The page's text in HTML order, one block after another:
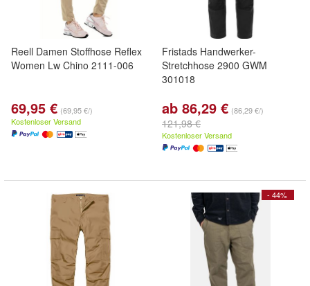
Reell Damen Stoffhose Reflex
Women Lw Chino 2111-006
69,95 € (69,95 €/)
Kostenloser Versand
Fristads Handwerker-
Stretchhose 2900 GWM
301018
ab 86,29 € (86,29 €/)
121,98 €
Kostenloser Versand
- 44%